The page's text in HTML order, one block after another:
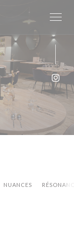
NUANCES